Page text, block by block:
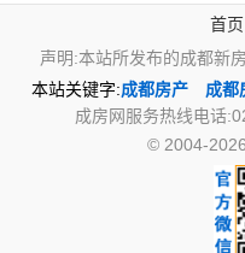
首页
声明:本站所发布的成都新
本站关键字:成都房产 成都
成房网服务热线电话
© 2004-